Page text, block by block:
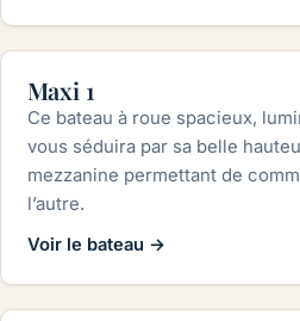
Maxi 1
Ce bateau à roue spacieux,
vous séduira par sa belle
mezzanine permettant de
l’autre.
Voir le bateau →